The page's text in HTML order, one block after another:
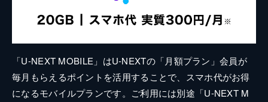
「U-NEXT MOBILE」はU-NEXTの「月額プラン」会員が
毎月もらえるポイントを活用することで、スマホ代がお得
になるモバイルプランです。ご利用には別途「U-NEXT M